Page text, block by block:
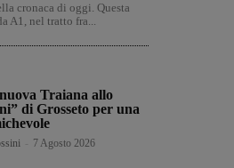
cronaca di oggi. Questa
A1, nel tratto fra...
Traiana allo
di Grosseto per una
7 Agosto 2026